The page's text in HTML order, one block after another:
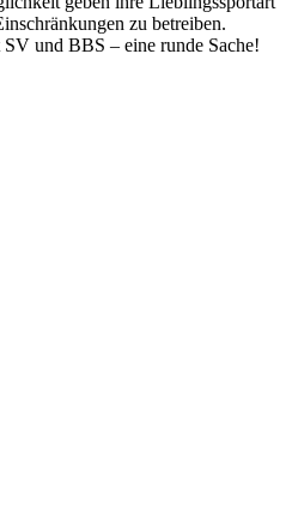
zu betreiben.
und BBS – eine runde Sache!